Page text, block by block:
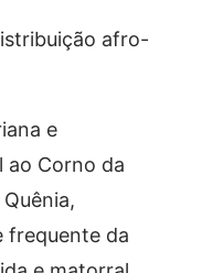
afro-
e
ao Corno da
frequente da